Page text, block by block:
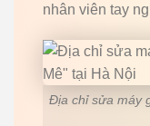
nhân viên tay
Địa chỉ sửa máy